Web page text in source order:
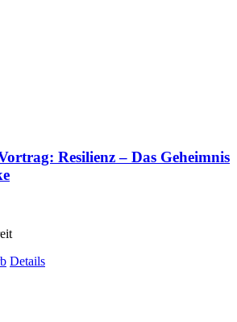
Resilienz – Das Geheimnis
Details